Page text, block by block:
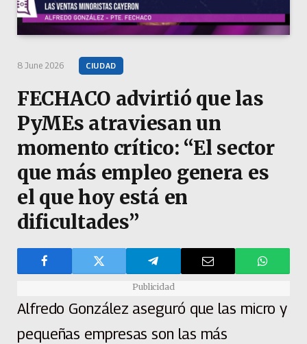
8 June 2026 CIUDAD
FECHACO advirtió que las
PyMEs atraviesan un
momento crítico: “El sector
que más empleo genera es
el que hoy está en
dificultades”
Publicidad
Alfredo González aseguró que las micro y
pequeñas empresas son las más